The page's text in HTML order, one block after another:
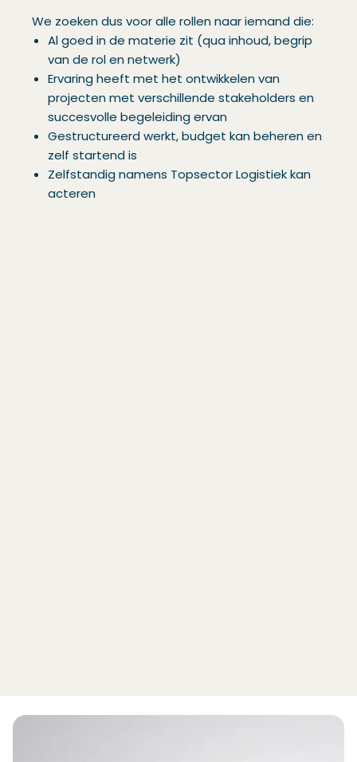
We zoeken dus voor alle rollen naar iemand die:
Al goed in de materie zit (qua inhoud, begrip
van de rol en netwerk)
Ervaring heeft met het ontwikkelen van
projecten met verschillende stakeholders en
succesvolle begeleiding ervan
Gestructureerd werkt, budget kan beheren en
zelf startend is
Zelfstandig namens Topsector Logistiek kan
acteren